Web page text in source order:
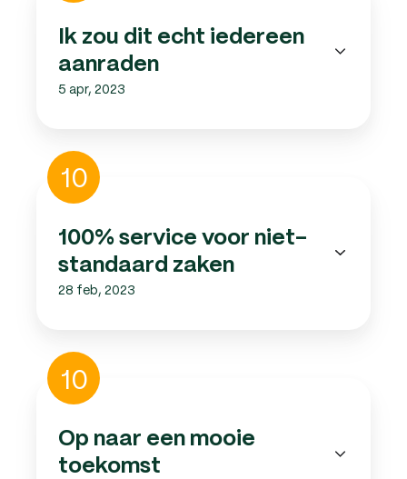
echt
iedereen
aanraden
Ik zou dit echt iedereen
aanraden
5 apr, 2023
100%
service
voor
niet-
standaard
zaken
10
100% service voor niet-
standaard zaken
28 feb, 2023
Op
naar
een
mooie
toekomst
10
Op naar een mooie
toekomst